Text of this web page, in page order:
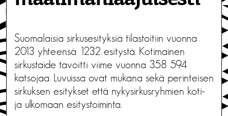
Suomalaisia sirkusesityksiä tilastoitiin vuonna
2013 yhteensä 1232 esitystä. Kotimainen
sirkustaide tavoitti viime vuonna 358 594
katsojaa. Luvuissa ovat mukana sekä perinteisen
sirkuksen esitykset että nykysirkusryhmien koti-
ja ulkomaan esitystoiminta.